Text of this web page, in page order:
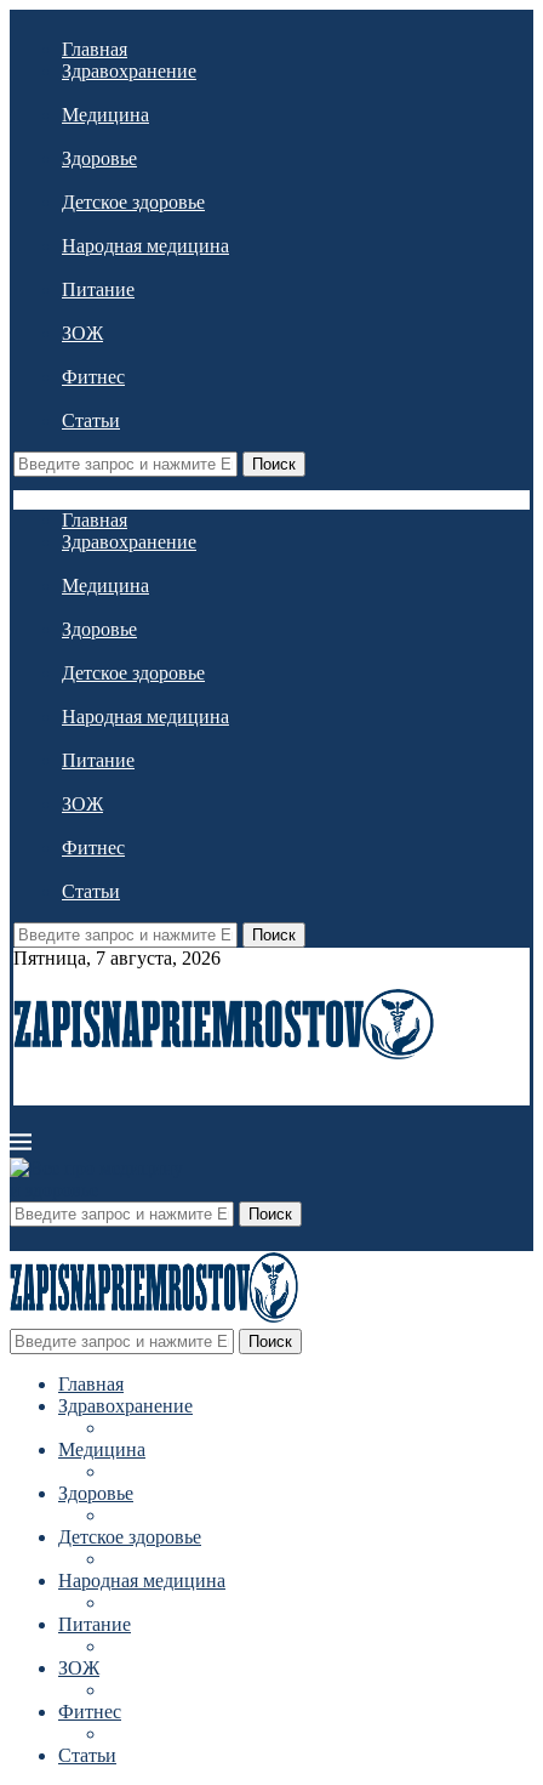
Главная
Здравохранение
Медицина
Здоровье
Детское здоровье
Народная медицина
Питание
ЗОЖ
Фитнес
Статьи
Поиск
Главная
Здравохранение
Медицина
Здоровье
Детское здоровье
Народная медицина
Питание
ЗОЖ
Фитнес
Статьи
Поиск
Пятница, 7 августа, 2026
Поиск
Поиск
Главная
Здравохранение
Медицина
Здоровье
Детское здоровье
Народная медицина
Питание
ЗОЖ
Фитнес
Статьи